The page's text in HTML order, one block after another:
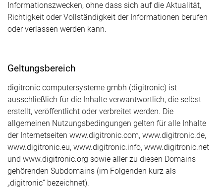
Informationszwecken, ohne dass sich auf die Aktualität,
Richtigkeit oder Vollständigkeit der Informationen berufen
oder verlassen werden kann.
Geltungsbereich
digitronic computersysteme gmbh (digitronic) ist
ausschließlich für die Inhalte verwantwortlich, die selbst
erstellt, veröffentlicht oder verbreitet werden. Die
allgemeinen Nutzungsbedingungen gelten für alle Inhalte
der Internetseiten www.digitronic.com, www.digitronic.de,
www.digitronic.eu, www.digitronic.info, www.digitronic.net
und www.digitronic.org sowie aller zu diesen Domains
gehörenden Subdomains (im Folgenden kurz als
„digitronic“ bezeichnet).